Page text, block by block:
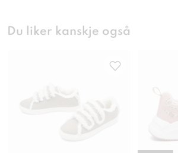
Du liker kanskje også